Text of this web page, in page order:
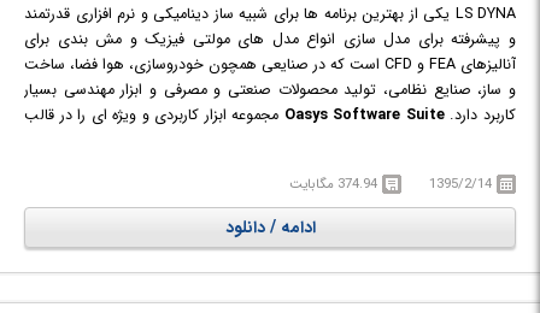
LS DYNA یکی از بهترین برنامه ها برای شبیه ساز دینامیکی و نرم افزاری قدرتمند
و پیشرفته برای مدل سازی انواع مدل های مولتی فیزیک و مش بندی برای
آنالیزهای FEA و CFD است که در صنایعی همچون خودروسازی، هوا فضا، ساخت
و ساز، صنایع نظامی، تولید محصولات صنعتی و مصرفی و ابزار مهندسی بسیار
کاربرد دارد.Oasys Software Suite مجموعه ابزار کاربردی و ویژه ای را در قالب
DYNA در اختیار مهندسان، محققان، دانشجویان و سایر کاربران می گذارد.1395/2/14 374.94 مگابایت
ادامه / دانلود